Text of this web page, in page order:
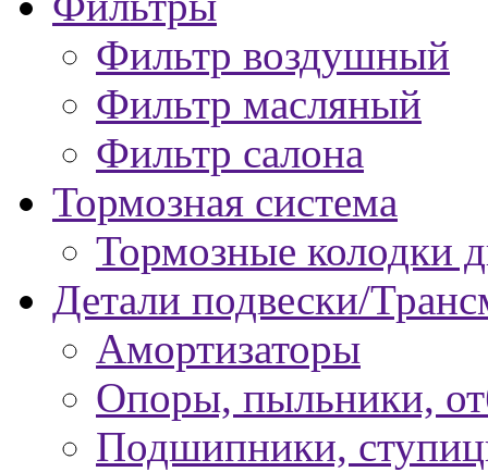
Фильтр воздушный
Фильтр масляный
Фильтр салона
Тормозная система
Тормозные колодки
Детали подвески/
Амортизаторы
Опоры, пыльники,
Подшипники,